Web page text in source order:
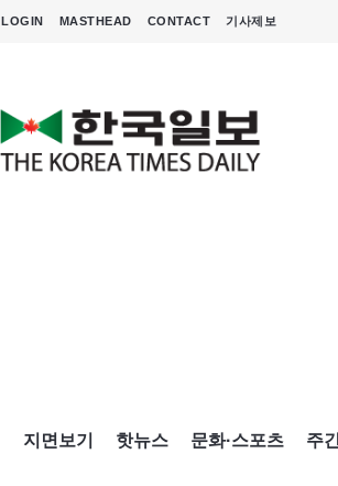
LOGIN MASTHEAD CONTACT 기사제보
지면보기 핫뉴스 문화·스포츠 주